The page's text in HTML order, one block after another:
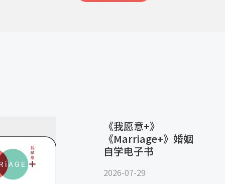
《我愿意+》
《Marriage+》婚姻
自学电子书
2026-07-29